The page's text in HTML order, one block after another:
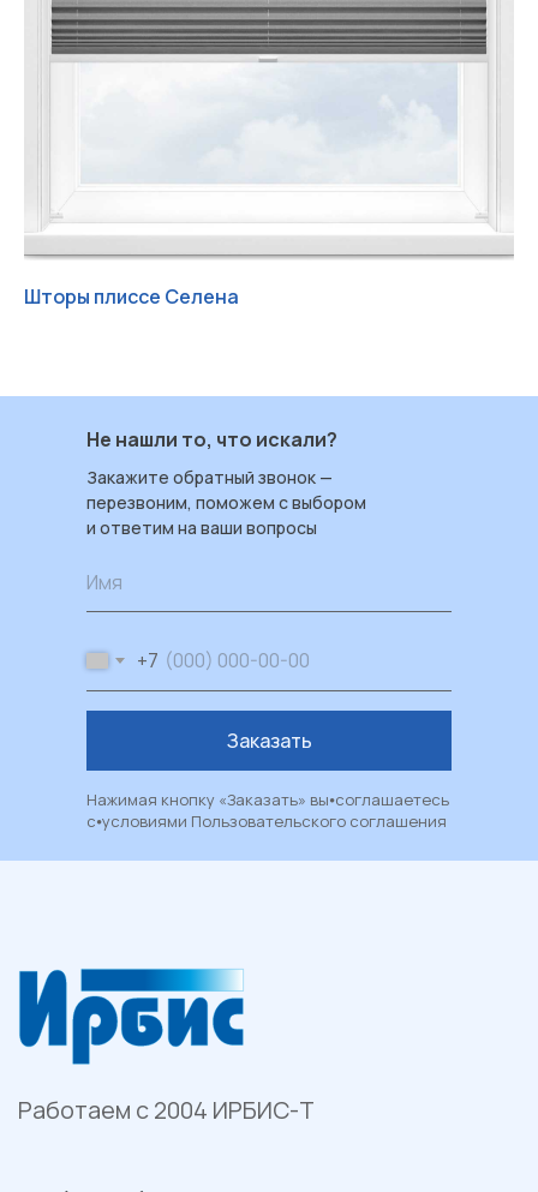
Шторы плиссе Селена
Имя
+7
Заказать
Нажимая кнопку «Заказать» вы⦁соглашаетесь
с⦁условиями Пользовательского соглашения
Не нашли то, что искали?
Закажите обратный звонок —
перезвоним, поможем с выбором
и ответим на ваши вопросы
Каталог
+7 (3452) 78 40 78
Пластиковые окна
Художественные окна
Балконы и лоджии
Металлические двери
Двери из ПВХ и алюминия
Системы перегородок
Рольставни
Гаражные и уличные ворота
ул. Червишевский тракт 7
Сб: 09:00–17:00
Вс: выходной